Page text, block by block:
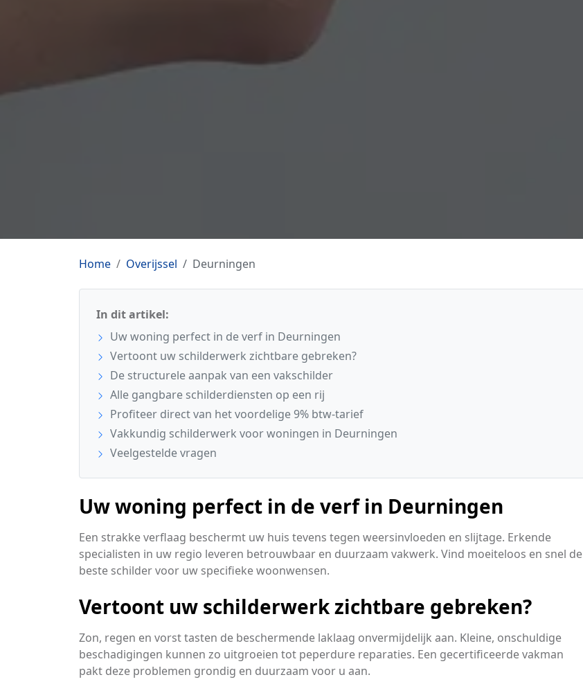
Home Overijssel Deurningen
In dit artikel:
Uw woning perfect in de verf in Deurningen
Vertoont uw schilderwerk zichtbare gebreken?
De structurele aanpak van een vakschilder
Alle gangbare schilderdiensten op een rij
Profiteer direct van het voordelige 9% btw-tarief
Vakkundig schilderwerk voor woningen in Deurningen
Veelgestelde vragen
Uw woning perfect in de verf in Deurningen
Een strakke verflaag beschermt uw huis tevens tegen weersinvloeden en slijtage. Erkende
specialisten in uw regio leveren betrouwbaar en duurzaam vakwerk. Vind moeiteloos en snel de
beste schilder voor uw specifieke woonwensen.
Vertoont uw schilderwerk zichtbare gebreken?
Zon, regen en vorst tasten de beschermende laklaag onvermijdelijk aan. Kleine, onschuldige
beschadigingen kunnen zo uitgroeien tot peperdure reparaties. Een gecertificeerde vakman
pakt deze problemen grondig en duurzaam voor u aan.